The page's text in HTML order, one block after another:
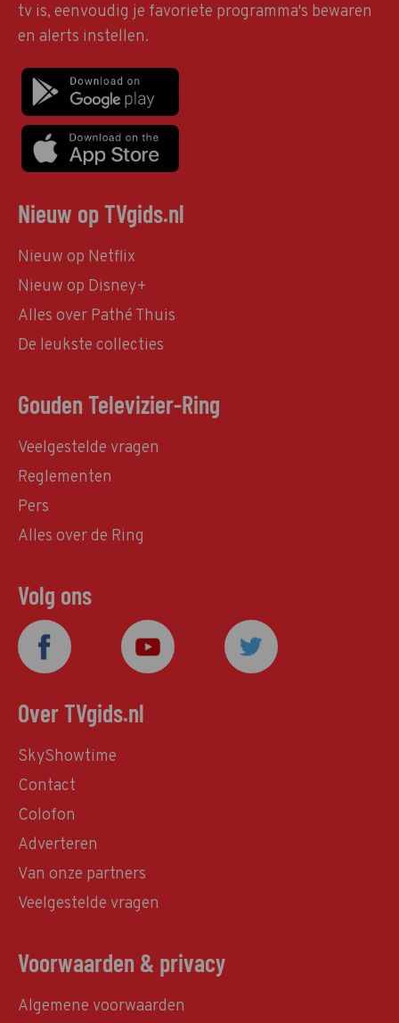
tv is, eenvoudig je favoriete programma's bewaren
en alerts instellen.
Nieuw op TVgids.nl
Nieuw op Netflix
Nieuw op Disney+
Alles over Pathé Thuis
De leukste collecties
Gouden Televizier-Ring
Veelgestelde vragen
Reglementen
Pers
Alles over de Ring
Volg ons
Over TVgids.nl
SkyShowtime
Contact
Colofon
Adverteren
Van onze partners
Veelgestelde vragen
Voorwaarden & privacy
Algemene voorwaarden